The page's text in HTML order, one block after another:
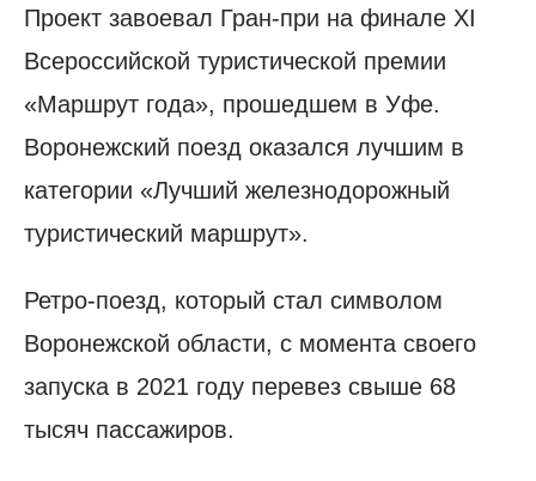
Проект завоевал Гран-при на финале XI
Всероссийской туристической премии
«Маршрут года», прошедшем в Уфе.
Воронежский поезд оказался лучшим в
категории «Лучший железнодорожный
туристический маршрут».
Ретро-поезд, который стал символом
Воронежской области, с момента своего
запуска в 2021 году перевез свыше 68
тысяч пассажиров.